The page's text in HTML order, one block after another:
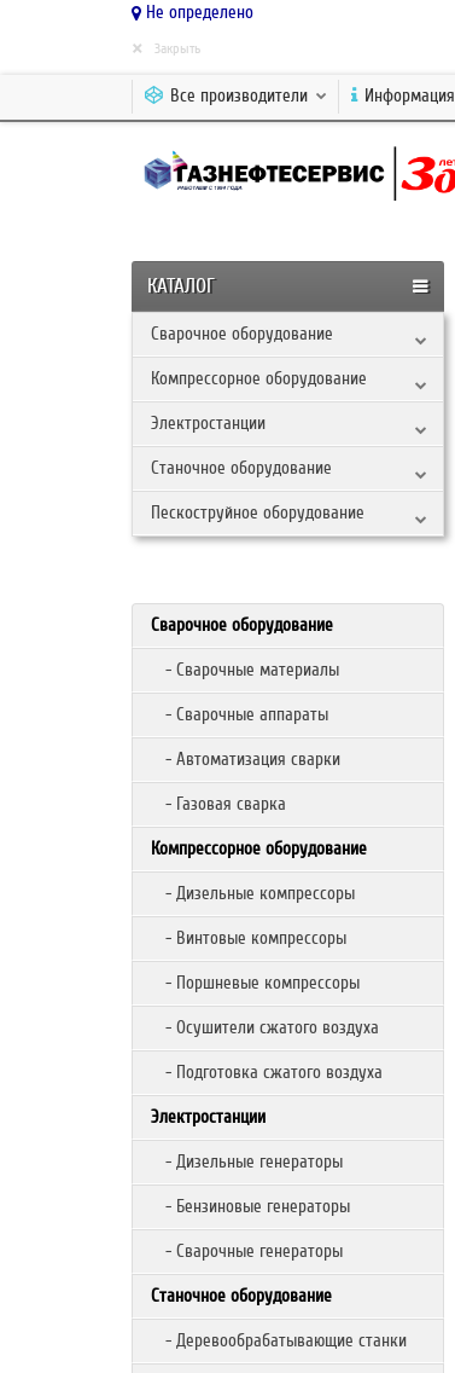
Не определено
× Закрыть
Все производители Информация
КАТАЛОГ
Сварочное оборудование
Компрессорное оборудование
Электростанции
Станочное оборудование
Пескоструйное оборудование
Сварочное оборудование
- Сварочные материалы
- Сварочные аппараты
- Автоматизация сварки
- Газовая сварка
Компрессорное оборудование
- Дизельные компрессоры
- Винтовые компрессоры
- Поршневые компрессоры
- Осушители сжатого воздуха
- Подготовка сжатого воздуха
Электростанции
- Дизельные генераторы
- Бензиновые генераторы
- Сварочные генераторы
Станочное оборудование
- Деревообрабатывающие станки